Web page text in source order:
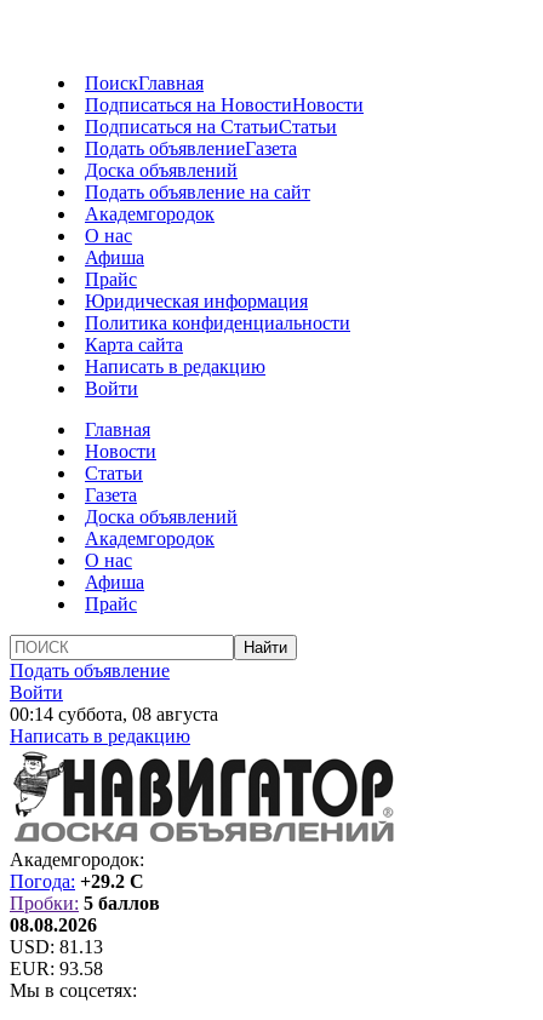
ПоискГлавная
Подписаться на НовостиНовости
Подписаться на СтатьиСтатьи
Подать объявлениеГазета
Доска объявлений
Подать объявление на сайт
Академгородок
О нас
Афиша
Прайс
Юридическая информация
Политика конфиденциальности
Карта сайта
Написать в редакцию
Войти
Главная
Новости
Статьи
Газета
Доска объявлений
Академгородок
О нас
Афиша
Прайс
Подать объявление
Войти
00:14 суббота, 08 августа
Написать в редакцию
Академгородок:
Погода: +29.2 C
Пробки: 5 баллов
08.08.2026
USD: 81.13
EUR: 93.58
Мы в соцсетях: